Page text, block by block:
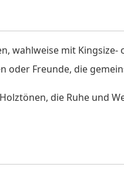
wahlweise mit Kingsize-
oder Freunde, die
die Ruhe und